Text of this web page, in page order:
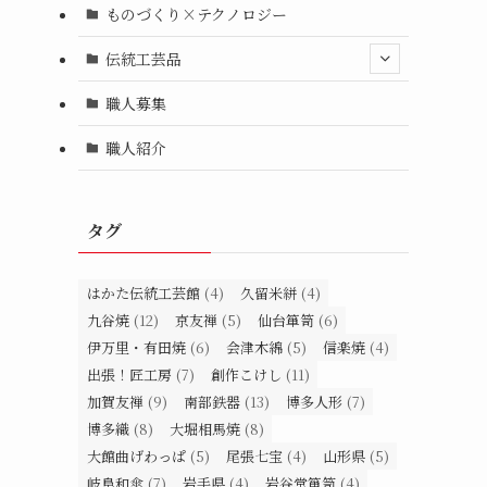
ものづくり×テクノロジー
伝統工芸品
職人募集
職人紹介
タグ
はかた伝統工芸館 (4) 久留米絣 (4)
九谷焼 (12) 京友禅 (5) 仙台箪笥 (6)
伊万里・有田焼 (6) 会津木綿 (5) 信楽焼 (4)
出張！匠工房 (7) 創作こけし (11)
加賀友禅 (9) 南部鉄器 (13) 博多人形 (7)
博多織 (8) 大堀相馬焼 (8)
大館曲げわっぱ (5) 尾張七宝 (4) 山形県 (5)